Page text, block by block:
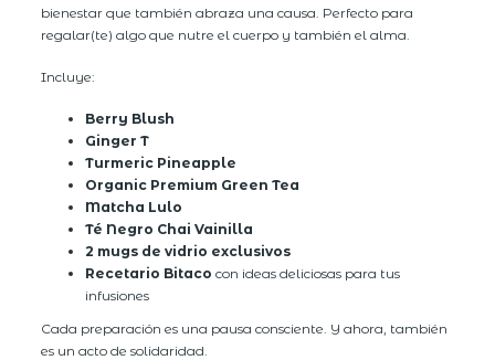
bienestar que también abraza una causa. Perfecto para
regalar(te) algo que nutre el cuerpo y también el alma.
Incluye:
Berry Blush
Ginger T
Turmeric Pineapple
Organic Premium Green Tea
Matcha Lulo
Té Negro Chai Vainilla
2 mugs de vidrio exclusivos
Recetario Bitaco con ideas deliciosas para tus
infusiones
Cada preparación es una pausa consciente. Y ahora, también
es un acto de solidaridad.